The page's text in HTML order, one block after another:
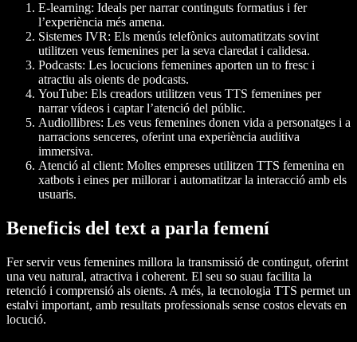
E-learning: Ideals per narrar continguts formatius i fer
l’experiència més amena.
Sistemes IVR: Els menús telefònics automatitzats sovint
utilitzen veus femenines per la seva claredat i calidesa.
Podcasts: Les locucions femenines aporten un to fresc i
atractiu als oients de podcasts.
YouTube: Els creadors utilitzen veus TTS femenines per
narrar vídeos i captar l’atenció del públic.
Audiollibres: Les veus femenines donen vida a personatges i a
narracions senceres, oferint una experiència auditiva
immersiva.
Atenció al client: Moltes empreses utilitzen TTS femenina en
xatbots i eines per millorar i automatitzar la interacció amb els
usuaris.
Beneficis del text a parla femení
Fer servir veus femenines millora la transmissió de contingut, oferint
una veu natural, atractiva i coherent. El seu so suau facilita la
retenció i comprensió als oients. A més, la tecnologia TTS permet un
estalvi important, amb resultats professionals sense costos elevats en
locució.